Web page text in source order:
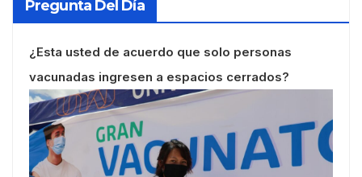
Pregunta Del Día
¿Esta usted de acuerdo que solo personas
vacunadas ingresen a espacios cerrados?